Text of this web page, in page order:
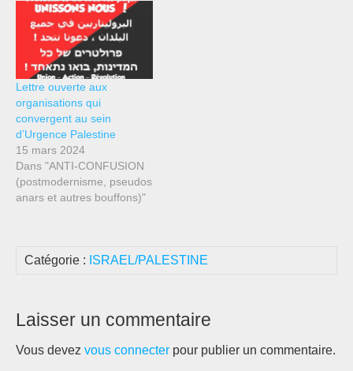
Lettre ouverte aux
organisations qui
convergent au sein
d’Urgence Palestine
15 mars 2024
Dans "ANTI-CONFUSION
(postmodernisme, pseudos
anars et autres bouffons)"
Catégorie : ISRAEL/PALESTINE
Laisser un commentaire
Vous devez vous connecter pour publier un commentaire.